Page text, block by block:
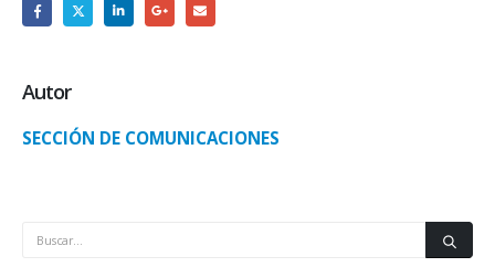
Autor
SECCIÓN DE COMUNICACIONES